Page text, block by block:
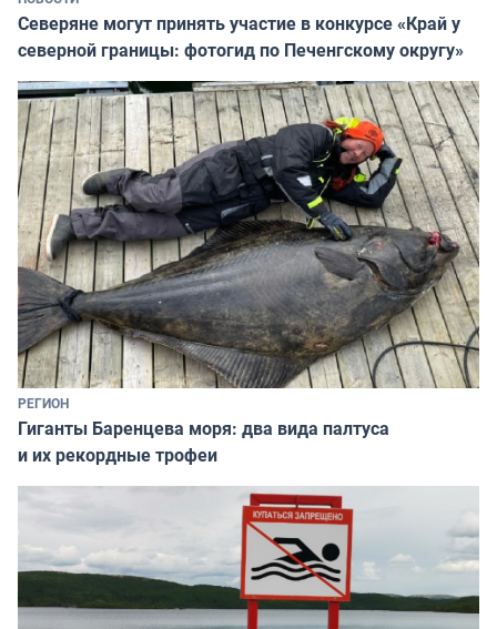
Северяне могут принять участие в конкурсе «Край у
северной границы: фотогид по Печенгскому округу»
РЕГИОН
Гиганты Баренцева моря: два вида палтуса
и их рекордные трофеи